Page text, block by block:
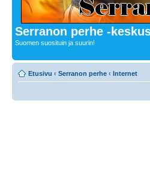
Serranon perhe -
Suomen suosituin ja suurin!
Etusivu ‹ Serranon perhe ‹ Internet